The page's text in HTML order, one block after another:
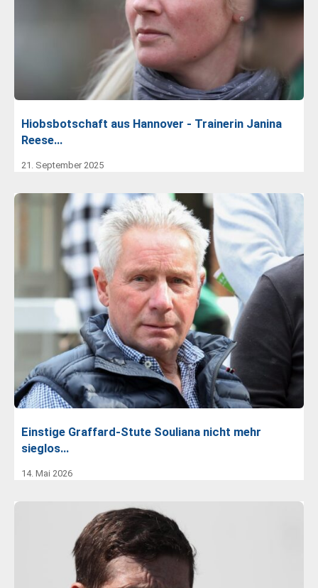
Hiobsbotschaft aus Hannover - Trainerin Janina
Reese…
21. September 2025
Einstige Graffard-Stute Souliana nicht mehr
sieglos…
14. Mai 2026